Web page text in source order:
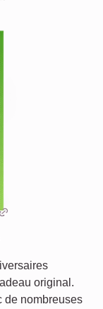
original.
de nombreuses